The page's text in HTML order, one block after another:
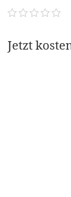
Jetzt